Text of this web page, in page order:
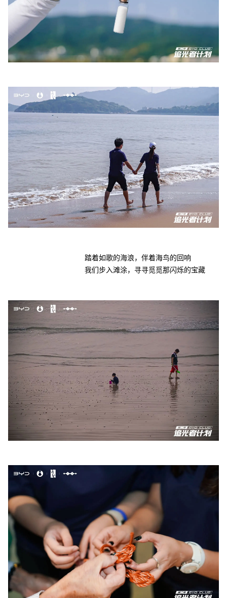
踏着如歌的海浪，伴着海鸟的回响
我们步入滩涂，寻寻觅觅那闪烁的宝藏